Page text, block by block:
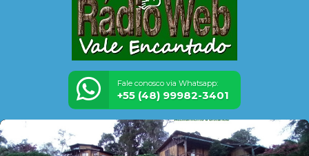
Fale conosco via Whatsapp:
+55 (48) 99982-3401